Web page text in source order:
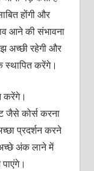
होंगी और
आने की संभावना
अच्‍छी रहेगी और
स्‍थापित करेंगे।
करेंगे।
जैसे कोर्स करना
प्रदर्शन करने
अंक लाने में